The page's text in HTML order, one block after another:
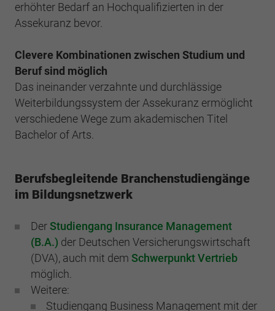
erhöhter Bedarf an Hochqualifizierten in der
Assekuranz bevor.
Clevere Kombinationen zwischen Studium und
Beruf sind möglich
Das ineinander verzahnte und durchlässige
Weiterbildungssystem der Assekuranz ermöglicht
verschiedene Wege zum akademischen Titel
Bachelor of Arts.
Berufsbegleitende Branchenstudiengänge
im Bildungsnetzwerk
DerStudiengang Insurance Management
(B.A.) der Deutschen Versicherungswirtschaft
(DVA), auch mit dem Schwerpunkt Vertrieb
möglich.
Weitere:
Studiengang Business Management mit der
Zweck
Einstellungen. Unter anderem eine zufällig
generierte ID, für die historische
Speicherung Ihrer vorgenommen
Einstellungen, falls der Webseiten-Betreiber
dies eingestellt hat.
Anbieter BWV Verband
Zweck
Speicherung der Benutzer-ID bei
Anmeldung über den Webseiten-Login .
Name _ga_#
Anbieter Google Analytics
Laufzeit 2 Jahre
Zweck
Sammelt Daten dazu, wie oft ein Benutzer
eine Website besucht hat, sowie Daten für
den ersten und letzten Besuch. Von Google
Laufzeit 1 Tag
Zweck